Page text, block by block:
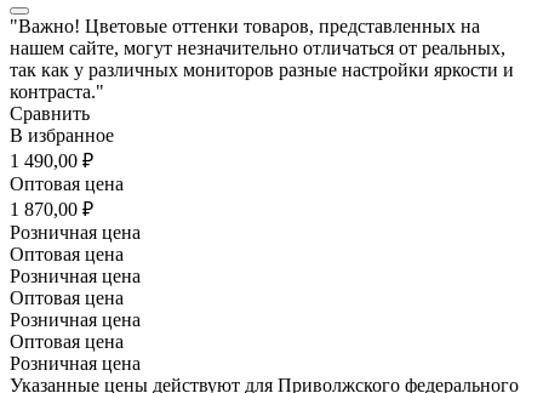
"Важно! Цветовые оттенки товаров, представленных на
нашем сайте, могут незначительно отличаться от реальных,
так как у различных мониторов разные настройки яркости и
контраста."
Сравнить
В избранное
1 490,00 ₽
Оптовая цена
1 870,00 ₽
Розничная цена
Оптовая цена
Розничная цена
Оптовая цена
Розничная цена
Оптовая цена
Розничная цена
Указанные цены действуют для Приволжского федерального